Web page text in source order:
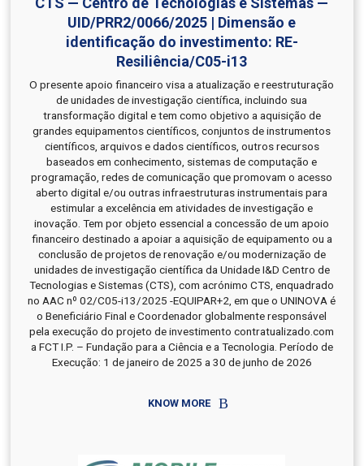
UID/PRR2/0066/2025 | Dimensão e
identificação do investimento: RE-
Resiliência/C05-i13
O presente apoio financeiro visa a atualização e reestruturação
de unidades de investigação científica, incluindo sua
transformação digital e tem como objetivo a aquisição de
grandes equipamentos científicos, conjuntos de instrumentos
científicos, arquivos e dados científicos, outros recursos
baseados em conhecimento, sistemas de computação e
programação, redes de comunicação que promovam o acesso
aberto digital e/ou outras infraestruturas instrumentais para
estimular a excelência em atividades de investigação e
inovação. Tem por objeto essencial a concessão de um apoio
financeiro destinado a apoiar a aquisição de equipamento ou a
conclusão de projetos de renovação e/ou modernização de
unidades de investigação científica da Unidade I&D Centro de
Tecnologias e Sistemas (CTS), com acrónimo CTS, enquadrado
no AAC nº 02/C05-i13/2025 -EQUIPAR+2, em que o UNINOVA é
o Beneficiário Final e Coordenador globalmente responsável
pela execução do projeto de investimento contratualizado.com
a FCT I.P. – Fundação para a Ciência e a Tecnologia. Período de
Execução: 1 de janeiro de 2025 a 30 de junho de 2026
KNOW MORE